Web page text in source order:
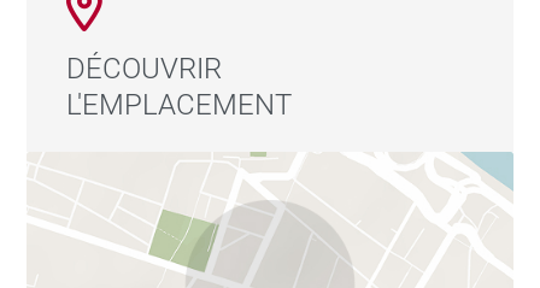
DÉCOUVRIR
L'EMPLACEMENT